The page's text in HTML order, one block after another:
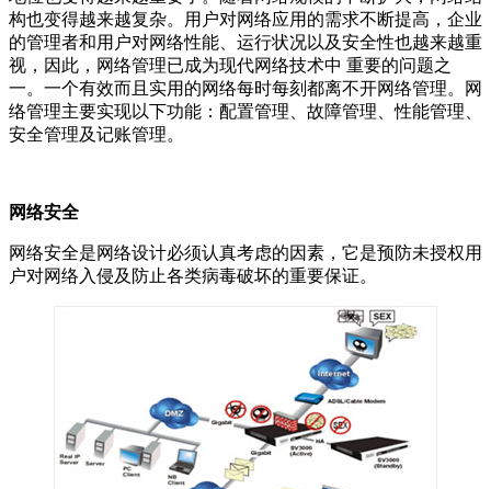
构也变得越来越复杂。用户对网络应用的需求不断提高，企业
的管理者和用户对网络性能、运行状况以及安全性也越来越重
视，因此，网络管理已成为现代网络技术中 重要的问题之
一。一个有效而且实用的网络每时每刻都离不开网络管理。网
络管理主要实现以下功能：配置管理、故障管理、性能管理、
安全管理及记账管理。
网络安全
网络安全是网络设计必须认真考虑的因素，它是预防未授权用
户对网络入侵及防止各类病毒破坏的重要保证。